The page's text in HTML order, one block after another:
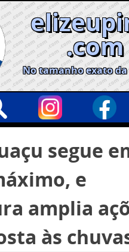
.com
No tamanho exato da
segue
e
amplia
às